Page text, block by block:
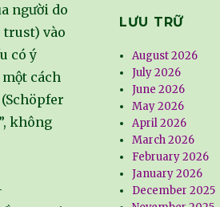
người do
trust) vào
có ý
cách
không
LƯU TRỮ
August 2026
July 2026
June 2026
May 2026
April 2026
March 2026
February 2026
January 2026
December 2025